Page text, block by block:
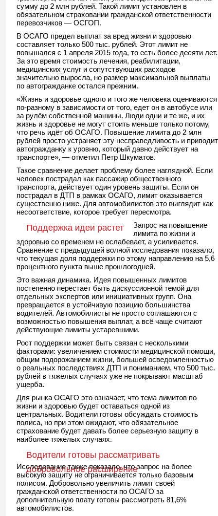
сумму до 2 млн рублей. Такой лимит установлен в
обязательном страховании гражданской ответственности
перевозчиков — ОСГОП.
В ОСАГО предел выплат за вред жизни и здоровью
составляет только 500 тыс. рублей. Этот лимит не
повышался с 1 апреля 2015 года, то есть более десяти лет.
За это время стоимость лечения, реабилитации,
медицинских услуг и сопутствующих расходов
значительно выросла, но размер максимальной выплаты
по автогражданке остался прежним.
«Жизнь и здоровье одного и того же человека оцениваются
по-разному в зависимости от того, едет он в автобусе или
за рулём собственной машины. Люди одни и те же, и их
жизнь и здоровье не могут стоить меньше только потому,
что речь идёт об ОСАГО. Повышение лимита до 2 млн
рублей просто устраняет эту несправедливость и приводит
автогражданку к уровню, который давно действует на
транспорте», — отметил Петр Шкуматов.
Такое сравнение делает проблему более наглядной. Если
человек пострадал как пассажир общественного
транспорта, действует один уровень защиты. Если он
пострадал в ДТП в рамках ОСАГО, лимит оказывается
существенно ниже. Для автомобилистов это выглядит как
несоответствие, которое требует пересмотра.
Поддержка идеи растет
Запрос на повышение
лимита по жизни и
здоровью со временем не ослабевает, а усиливается.
Сравнение с предыдущей волной исследования показало,
что текущая доля поддержки по этому направлению на 5,6
процентного пункта выше прошлогодней.
Это важная динамика. Идея повышенных лимитов
постепенно перестает быть дискуссионной темой для
отдельных экспертов или инициативных групп. Она
превращается в устойчивую позицию большинства
водителей. Автомобилисты не просто соглашаются с
возможностью повышения выплат, а всё чаще считают
действующие лимиты устаревшими.
Рост поддержки может быть связан с несколькими
факторами: увеличением стоимости медицинской помощи,
общим подорожанием жизни, большей осведомленностью
о реальных последствиях ДТП и пониманием, что 500 тыс.
рублей в тяжелых случаях уже не покрывают масштаб
ущерба.
Для рынка ОСАГО это означает, что тема лимитов по
жизни и здоровью будет оставаться одной из
центральных. Водители готовы обсуждать стоимость
полиса, но при этом ожидают, что обязательное
страхование будет давать более серьезную защиту в
наиболее тяжелых случаях.
Водители готовы рассматривать
добровольное расширение
Исследование также показало, что запрос на более
высокую защиту не ограничивается только базовым
полисом. Добровольно увеличить лимит своей
гражданской ответственности по ОСАГО за
дополнительную плату готовы рассмотреть 81,6%
автомобилистов.